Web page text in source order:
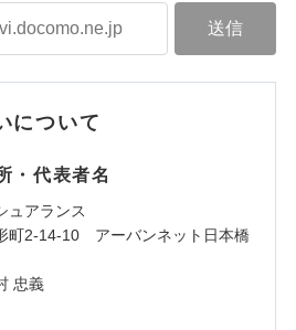
について
・代表者名
ュアランス
町2-14-10 アーバンネット日本橋
忠義